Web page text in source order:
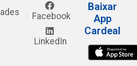
Facebook
LinkedIn
Baixar
App
Cardeal